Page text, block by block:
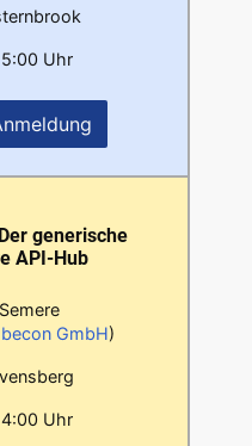
Uhr
generische
API-Hub
GmbH)
Uhr